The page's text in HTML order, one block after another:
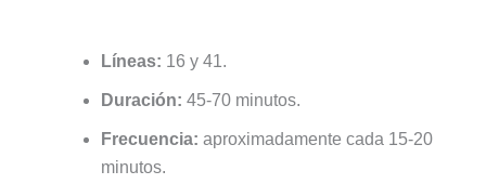
Líneas: 16 y 41.
Duración: 45-70 minutos.
Frecuencia: aproximadamente cada 15-20
minutos.